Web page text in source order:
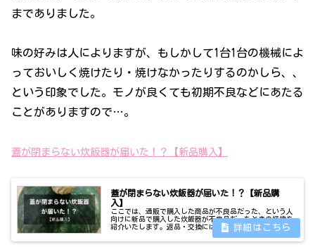
までありました。
味の好みは人によりますが、もしかして1台1台の機械によ
っておいしく焼けたり・焼けなかったりするのかしら、、
という印象でした。モノが良くても初期不良などにあたる
ことがありますので…。
蓋が閉まらない炊飯器が届いた！？【新品購入】
蓋が閉まらない炊飯器が届いた！？【新品購
入】
ここでは、通販で購入した商品が不良品だった、という人
向けに新品で購入した炊飯器が不良品だったときの経緯を
紹介いたします。返品・交換には期限や条件があったりす
るので、配達されたらすみやかに開封し中身を確認しまし
ょう。通販で購入した炊飯器が不良...